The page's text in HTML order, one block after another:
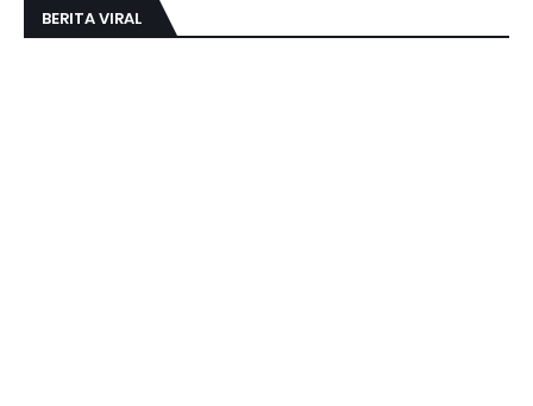
BERITA VIRAL